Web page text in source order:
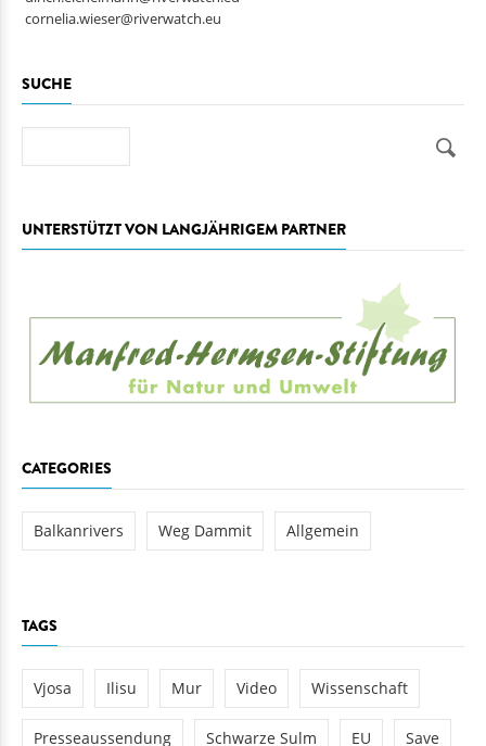
Suche
Presseaussendung Schwarze Sulm EU Save